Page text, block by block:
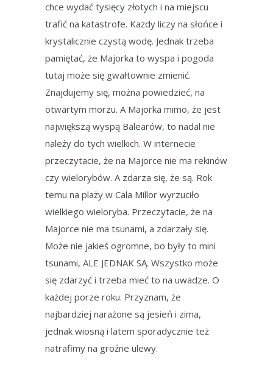
chce wydać tysięcy złotych i na miejscu
trafić na katastrofe. Każdy liczy na słońce i
krystalicznie czystą wodę. Jednak trzeba
pamiętać, że Majorka to wyspa i pogoda
tutaj może się gwałtownie zmienić.
Znajdujemy się, można powiedzieć, na
otwartym morzu. A Majorka mimo, że jest
największą wyspą Balearów, to nadal nie
należy do tych wielkich. W internecie
przeczytacie, że na Majorce nie ma rekinów
czy wielorybów. A zdarza się, że są. Rok
temu na plaży w Cala Millor wyrzuciło
wielkiego wieloryba. Przeczytacie, że na
Majorce nie ma tsunami, a zdarzały się.
Może nie jakieś ogromne, bo były to mini
tsunami, ALE JEDNAK SĄ. Wszystko może
się zdarzyć i trzeba mieć to na uwadze. O
każdej porze roku. Przyznam, że
najbardziej narażone są jesień i zima,
jednak wiosną i latem sporadycznie też
natrafimy na groźne ulewy.